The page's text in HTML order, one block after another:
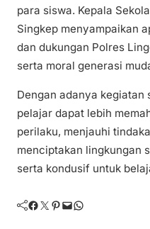
para siswa. Kepala
Singkep menyampaikan
dan dukungan Polres
serta moral generasi
Dengan adanya kegiatan
pelajar dapat lebih
perilaku, menjauhi
menciptakan lingkungan
serta kondusif untuk
Facebook Twitter Pinterest Mail WhatsApp